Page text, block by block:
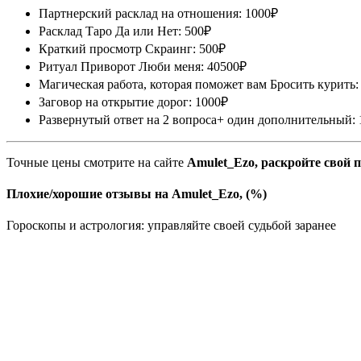
Партнерский расклад на отношения: 1000₽
Расклад Таро Да или Нет: 500₽
Краткий просмотр Скраинг: 500₽
Ритуал Приворот Люби меня: 40500₽
Магическая работа, которая поможет вам Бросить
Заговор на открытие дорог: 1000₽
Развернутый ответ на 2 вопроса+ один дополнительный:
Точные цены смотрите на сайте Amulet_Ezo, раскройте свой
Плохие/хорошие отзывы на Amulet_Ezo, (%)
Гороскопы и астрология: управляйте своей судьбой заранее